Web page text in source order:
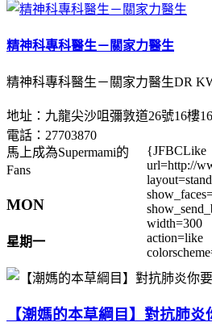
精神科專科醫生－關家力醫生
精神科專科醫生－關家力醫生DR
地址：九龍尖沙咀彌敦道26號16樓
電話：27703870
馬上成為Supermami的
Fans
{JFBCLike
url=http://
width=300
action=like
MON
星期一
【潮媽的本草綱目】對抗肺炎